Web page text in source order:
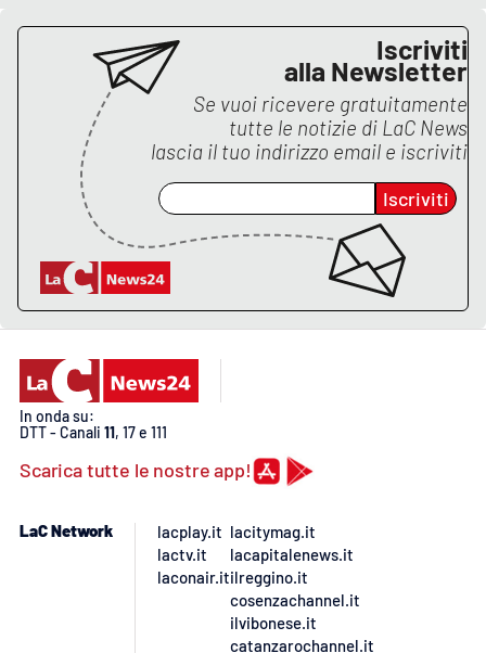
Cosenza
Lamezia Terme
PROGETTI
SPECIALI
Buona Sanità Calabria
CALABRIAVISIONE
Destinazioni
Eventi
Food
Storie
Iscriviti
alla Newsletter
Se vuoi ricevere gratuitamente
tutte le notizie di LaC News
lascia il tuo indirizzo email e iscriviti
Iscriviti
In onda su:
DTT - Canali 11, 17 e 111
Scarica tutte le nostre app!
LaC Network
lacplay.it
lactv.it
laconair.it
lacitymag.it
lacapitalenews.it
ilreggino.it
cosenzachannel.it
ilvibonese.it
catanzarochannel.it